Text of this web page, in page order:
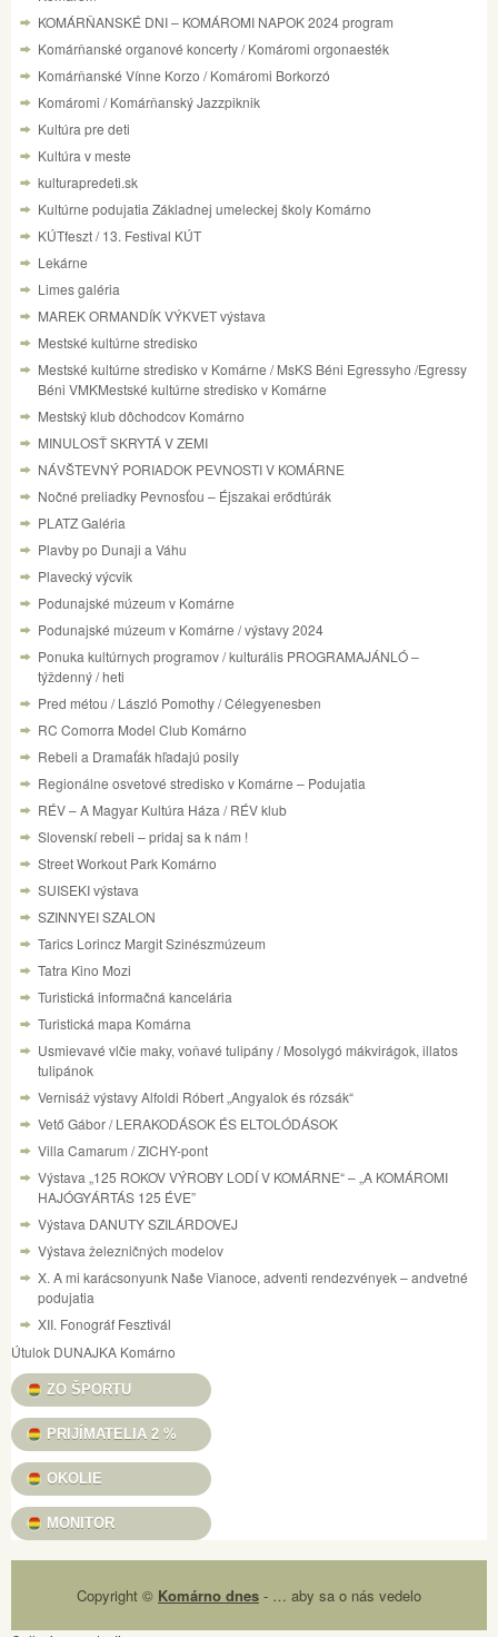
KOMÁRŇANSKÉ DNI – KOMÁROMI NAPOK 2024 program
Komárňanské organové koncerty / Komáromi orgonaesték
Komárňanské Vínne Korzo / Komáromi Borkorzó
Komáromi / Komárňanský Jazzpiknik
Kultúra pre deti
Kultúra v meste
kulturapredeti.sk
Kultúrne podujatia Základnej umeleckej školy Komárno
KÚTfeszt / 13. Festival KÚT
Lekárne
Limes galéria
MAREK ORMANDÍK VÝKVET výstava
Mestské kultúrne stredisko
Mestské kultúrne stredisko v Komárne / MsKS Béni Egressyho /Egressy
Béni VMKMestské kultúrne stredisko v Komárne
Mestský klub dôchodcov Komárno
MINULOSŤ SKRYTÁ V ZEMI
NÁVŠTEVNÝ PORIADOK PEVNOSTI V KOMÁRNE
Nočné preliadky Pevnosťou – Éjszakai erődtúrák
PLATZ Galéria
Plavby po Dunaji a Váhu
Plavecký výcvik
Podunajské múzeum v Komárne
Podunajské múzeum v Komárne / výstavy 2024
Ponuka kultúrnych programov / kulturális PROGRAMAJÁNLÓ –
týždenný / heti
Pred métou / László Pomothy / Célegyenesben
RC Comorra Model Club Komárno
Rebeli a Dramaťák hľadajú posily
Regionálne osvetové stredisko v Komárne – Podujatia
RÉV – A Magyar Kultúra Háza / RÉV klub
Slovenskí rebeli – pridaj sa k nám !
Street Workout Park Komárno
SUISEKI výstava
SZINNYEI SZALON
Tarics Lorincz Margit Szinészmúzeum
Tatra Kino Mozi
Turistická informačná kancelária
Turistická mapa Komárna
Usmievavé vlčie maky, voňavé tulipány / Mosolygó mákvirágok, illatos
tulipánok
Vernisáž výstavy Alfoldi Róbert „Angyalok és rózsák“
Vető Gábor / LERAKODÁSOK ÉS ELTOLÓDÁSOK
Villa Camarum / ZICHY-pont
Výstava „125 ROKOV VÝROBY LODÍ V KOMÁRNE“ – „A KOMÁROMI
HAJÓGYÁRTÁS 125 ÉVE”
Výstava DANUTY SZILÁRDOVEJ
Výstava železničných modelov
X. A mi karácsonyunk Naše Vianoce, adventi rendezvények – andvetné
podujatia
XII. Fonográf Fesztivál
Útulok DUNAJKA Komárno
ZO ŠPORTU
PRIJÍMATELIA 2 %
OKOLIE
MONITOR
Copyright © Komárno dnes - … aby sa o nás vedelo